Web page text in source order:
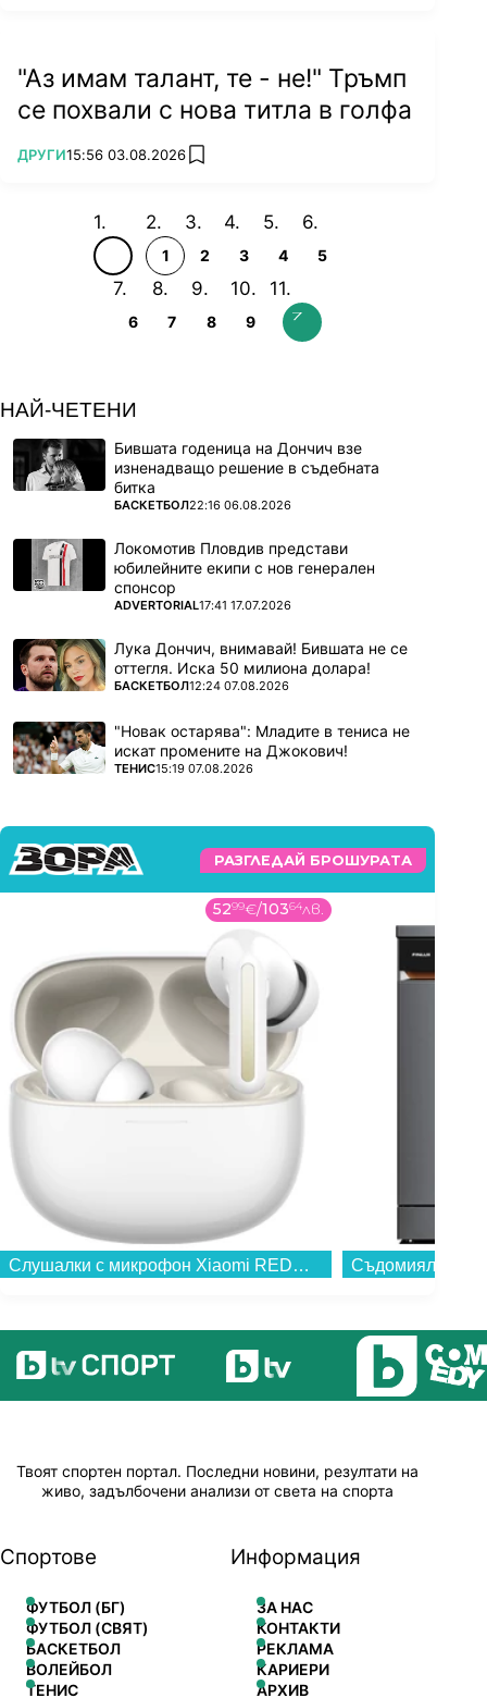
"Аз имам талант, те - не!" Тръмп
се похвали с нова титла в голфа
ПОВЕЧЕ ОТ
ДРУГИ15:56 03.08.2026 add favorites
1 2 3 4 5
6 7 8 9
НАЙ-ЧЕТЕНИ
Бившата годеница на Дончич взе
изненадващо решение в съдебната
битка
ПОВЕЧЕ ОТ
БАСКЕТБОЛ22:16 06.08.2026
Локомотив Пловдив представи
юбилейните екипи с нов генерален
спонсор
ПОВЕЧЕ ОТ
ADVERTORIAL17:41 17.07.2026
Лука Дончич, внимавай! Бившата не се
оттегля. Иска 50 милиона долара!
ПОВЕЧЕ ОТ
БАСКЕТБОЛ12:24 07.08.2026
"Новак остарява": Младите в тениса не
искат промените на Джокович!
ПОВЕЧЕ ОТ
ТЕНИС15:19 07.08.2026
РАЗГЛЕДАЙ БРОШУРАТА
5299€/10364лв.
Твоят спортен портал. Последни новини, резултати на
живо, задълбочени анализи от света на спорта
Спортове
ФУТБОЛ (БГ)
ФУТБОЛ (СВЯТ)
БАСКЕТБОЛ
ВОЛЕЙБОЛ
ТЕНИС
Информация
ЗА НАС
КОНТАКТИ
РЕКЛАМА
КАРИЕРИ
АРХИВ